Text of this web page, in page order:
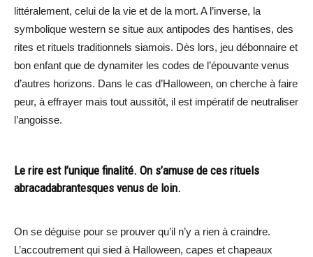
littéralement, celui de la vie et de la mort. A l’inverse, la
symbolique western se situe aux antipodes des hantises, des
rites et rituels traditionnels siamois. Dès lors, jeu débonnaire et
bon enfant que de dynamiter les codes de l’épouvante venus
d’autres horizons. Dans le cas d’Halloween, on cherche à faire
peur, à effrayer mais tout aussitôt, il est impératif de neutraliser
l’angoisse.
Le rire est l’unique finalité. On s’amuse de ces rituels
abracadabrantesques venus de loin.
On se déguise pour se prouver qu’il n’y a rien à craindre.
L’accoutrement qui sied à Halloween, capes et chapeaux